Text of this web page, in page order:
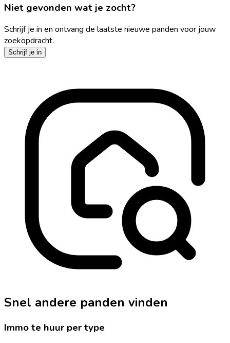
Niet gevonden wat je zocht?
Schrijf je in en ontvang de laatste nieuwe panden voor jouw
zoekopdracht.
Schrijf je in
Snel andere panden vinden
Immo te huur per type